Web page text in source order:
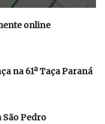
online
na 61ª Taça Paraná
São Pedro